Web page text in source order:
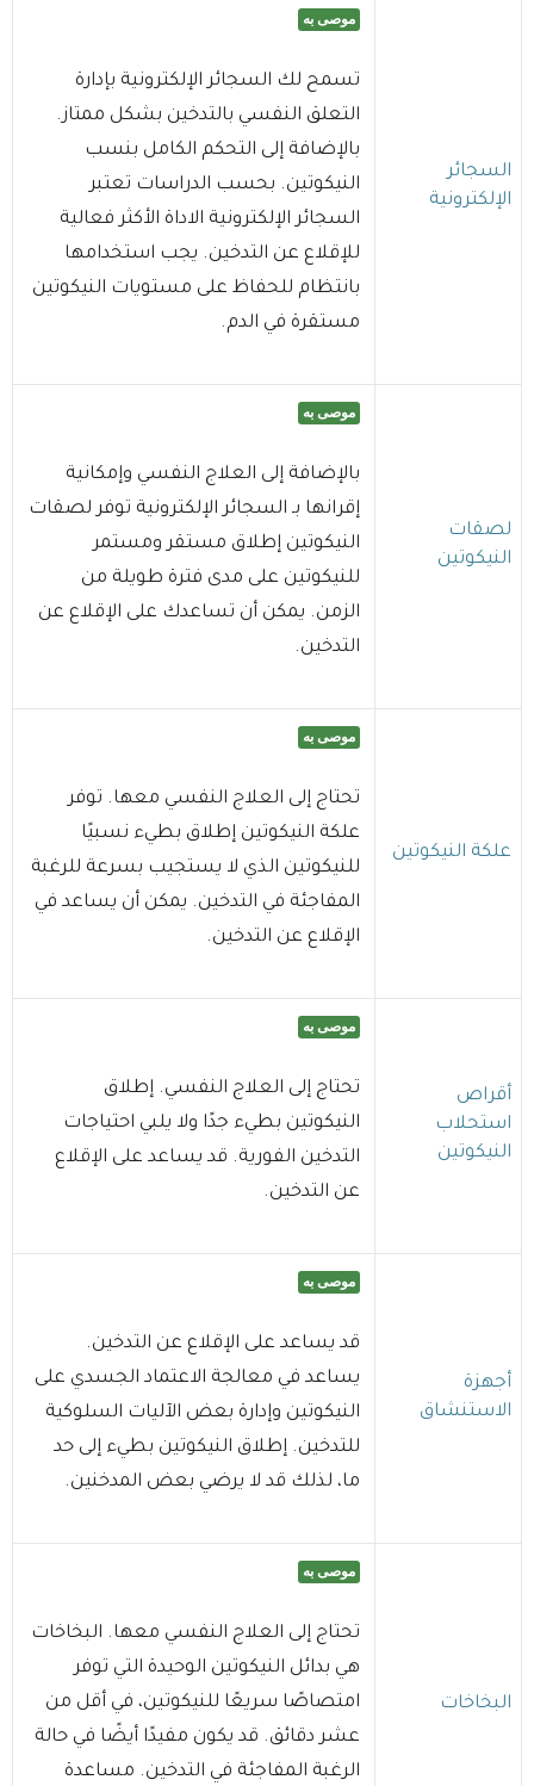
السجائر
الإلكترونية
موصى به
تسمح لك السجائر الإلكترونية بإدارة
التعلق النفسي بالتدخين بشكل ممتاز.
بالإضافة إلى التحكم الكامل بنسب
النيكوتين. بحسب الدراسات تعتبر
السجائر الإلكترونية الاداة الأكثر فعالية
للإقلاع عن التدخين. يجب استخدامها
بانتظام للحفاظ على مستويات النيكوتين
مستقرة في الدم.
لصقات
النيكوتين
موصى به
بالإضافة إلى العلاج النفسي وإمكانية
إقرانها بـ السجائر الإلكترونية توفر لصقات
النيكوتين إطلاق مستقر ومستمر
للنيكوتين على مدى فترة طويلة من
الزمن. يمكن أن تساعدك على الإقلاع عن
التدخين.
علكة النيكوتين
موصى به
تحتاج إلى العلاج النفسي معها. توفر
علكة النيكوتين إطلاق بطيء نسبيًا
للنيكوتين الذي لا يستجيب بسرعة للرغبة
المفاجئة في التدخين. يمكن أن يساعد في
الإقلاع عن التدخين.
أقراص
استحلاب
النيكوتين
موصى به
تحتاج إلى العلاج النفسي. إطلاق
النيكوتين بطيء جدًا ولا يلبي احتياجات
التدخين الفورية. قد يساعد على الإقلاع
عن التدخين.
أجهزة
الاستنشاق
موصى به
قد يساعد على الإقلاع عن التدخين.
يساعد في معالجة الاعتماد الجسدي على
النيكوتين وإدارة بعض الآليات السلوكية
للتدخين. إطلاق النيكوتين بطيء إلى حد
ما، لذلك قد لا يرضي بعض المدخنين.
البخاخات
موصى به
تحتاج إلى العلاج النفسي معها. البخاخات
هي بدائل النيكوتين الوحيدة التي توفر
امتصاصًا سريعًا للنيكوتين، في أقل من
عشر دقائق. قد يكون مفيدًا أيضًا في حالة
الرغبة المفاجئة في التدخين. مساعدة